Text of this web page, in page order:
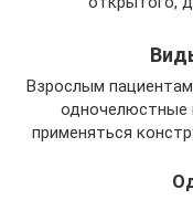
Взрослым
одночелюстные
применяться